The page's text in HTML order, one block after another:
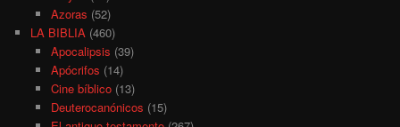
Azoras (52)
LA BIBLIA (460)
Apocalipsis (39)
Apócrifos (14)
Cine bíblico(13)
Deuterocanónicos (15)